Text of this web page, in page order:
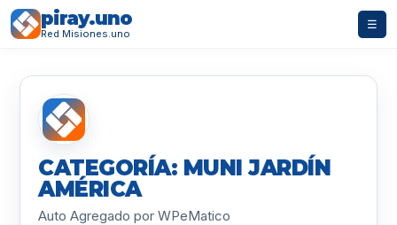
piray.uno
Red Misiones.uno
☰
CATEGORÍA: MUNI JARDÍN
AMÉRICA
Auto Agregado por WPeMatico